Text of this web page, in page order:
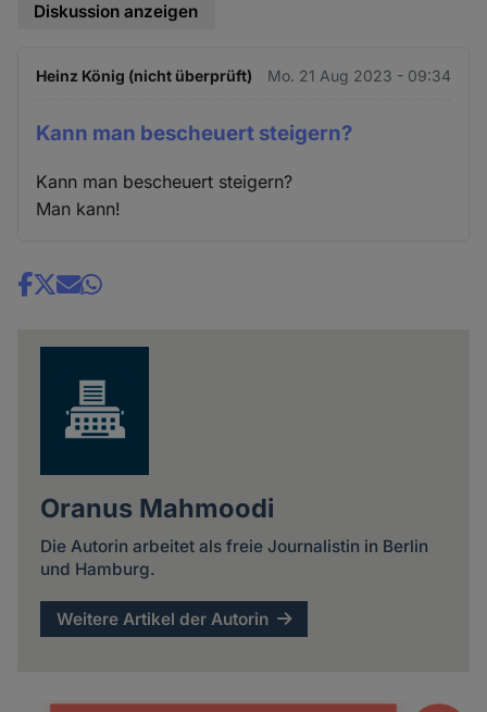
Diskussion anzeigen
Heinz König (nicht überprüft) Mo. 21 Aug 2023 - 09:34
Kann man bescheuert steigern?
Kann man bescheuert steigern?
Man kann!
Share
Oranus Mahmoodi
Die Autorin arbeitet als freie Journalistin in Berlin
und Hamburg.
Weitere Artikel der Autorin